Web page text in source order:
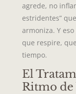
agrede, no
estridentes”
armoniza. Y
que respire,
tiempo.
El
Ritmo de